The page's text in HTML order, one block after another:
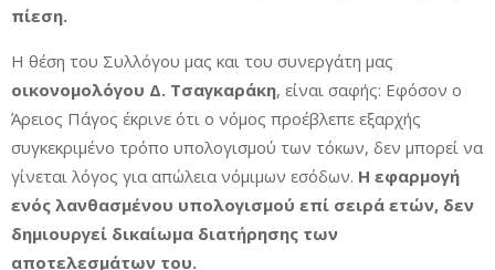
πίεση.
Η θέση του Συλλόγου μας και του συνεργάτη μας
οικονομολόγου Δ. Τσαγκαράκη, είναι σαφής: Εφόσον ο
Άρειος Πάγος έκρινε ότι ο νόμος προέβλεπε εξαρχής
συγκεκριμένο τρόπο υπολογισμού των τόκων, δεν μπορεί να
γίνεται λόγος για απώλεια νόμιμων εσόδων. Η εφαρμογή
ενός λανθασμένου υπολογισμού επί σειρά ετών, δεν
δημιουργεί δικαίωμα διατήρησης των
αποτελεσμάτων του.